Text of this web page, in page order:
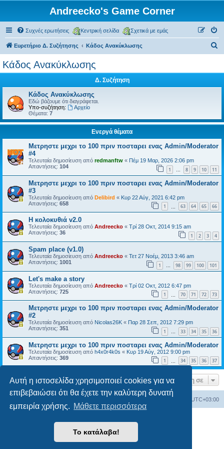
Αυτή η ιστοσελίδα χρησιμοποιεί cookies για να
επιβεβαιώσει ότι θα έχετε την καλύτερη δυνατή
εμπειρία χρήσης. Μάθετε περισσότερα
Το κατάλαβα!
Andreecko's Game Corner
Συχνές ερωτήσεις Κεντρική σελίδα Σχετικά με εμάς
Ευρετήριο Δ. Συζήτησης Κάδος Ανακύκλωσης
Κάδος Ανακύκλωσης
Δ. Συζήτηση
Κάδος Ανακύκλωσης
Εδώ βάζουμε ότι διαγράφεται.
Υπο-συζήτηση:
Αρχείο
Θέματα: 7
Ενεργά θέματα
Μετρηστε μεχρι το 100 πριν ποσταρει ενας Admin/Moderator
#4
Τελευταία δημοσίευση από redmanftw « Πέμ 19 Μαρ, 2026 2:06 pm
Απαντήσεις: 104 1 … 8 9 10 11
Μετρηστε μεχρι το 100 πριν ποσταρει ενας Admin/Moderator
#3
Τελευταία δημοσίευση από Delibird « Κυρ 22 Αύγ, 2021 6:42 pm
Απαντήσεις: 658 1 63 64 65 66
Η κολοκυθιά v2.0
Τελευταία δημοσίευση από Andreecko « Τρί 28 Οκτ, 2014 9:15 am
Απαντήσεις: 36 1 2 3 4
Spam place (v1.0)
Τελευταία δημοσίευση από Andreecko « Τετ 27 Νοέμ, 2013 3:46 am
Απαντήσεις: 1001 1 … 98 99 100 101
Let's make a story
Τελευταία δημοσίευση από Andreecko « Τρί 02 Οκτ, 2012 6:47 pm
Απαντήσεις: 725 1 70 71 72 73
Μετρηστε μεχρι το 100 πριν ποσταρει ενας Admin/Moderator
#2
Τελευταία δημοσίευση από Nicolas26K « Παρ 28 Σεπ, 2012 7:29 pm
Απαντήσεις: 351 1 … 33 34 35 36
Μετρηστε μεχρι το 100 πριν ποσταρει ενας Admin/Moderator
Τελευταία δημοσίευση από h4x0r4k0s « Κυρ 19 Αύγ, 2012 9:00 pm
Απαντήσεις: 369 1 34 35 36 37
Μετάβαση σε
UTC+03:00
Ελληνική μετάφραση από το